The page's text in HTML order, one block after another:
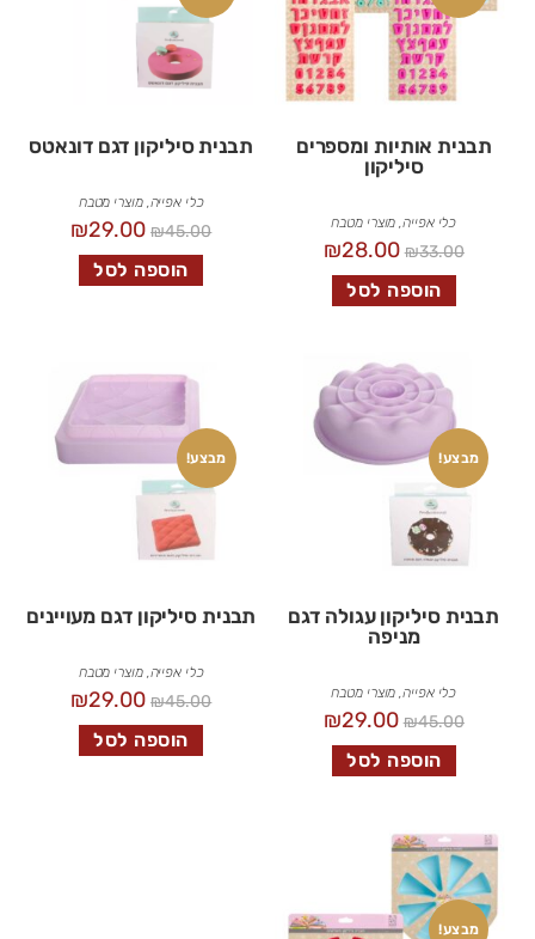
תבנית אותיות ומספרים
סיליקון
כלי אפייה, מוצרי מטבח
₪33.00
₪28.00
הוספה לסל
תבנית סיליקון דגם דונאטס
כלי אפייה ,מוצרי מטבח
₪45.00
₪29.00
הוספה לסל
מבצע!
תבנית סיליקון עגולה דגם
מניפה
כלי אפייה, מוצרי מטבח
₪45.00
₪29.00
הוספה לסל
מבצע!
תבנית סיליקון דגם מעויינים
כלי אפייה,מוצרי מטבח
₪45.00
₪29.00
הוספה לסל
מבצע!